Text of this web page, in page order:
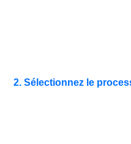
2. Sélectionnez le